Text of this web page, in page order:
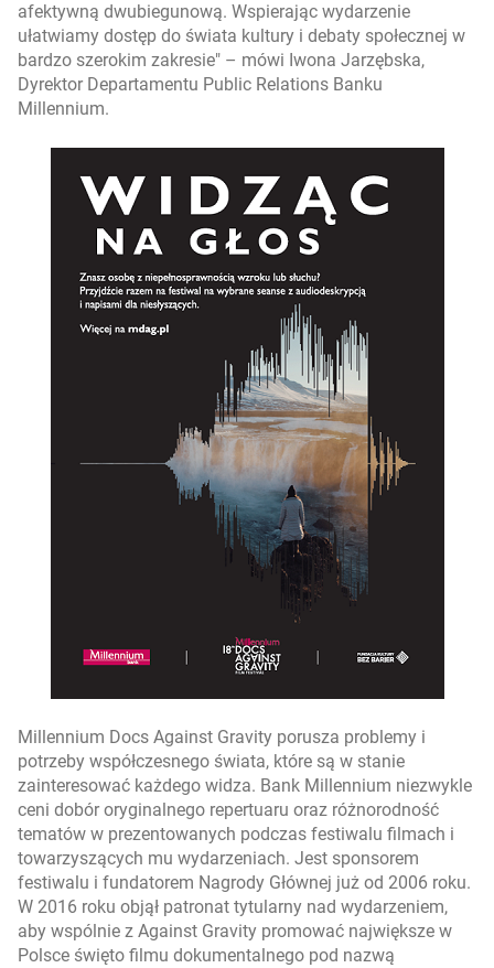
afektywną dwubiegunową. Wspierając wydarzenie
ułatwiamy dostęp do świata kultury i debaty społecznej w
bardzo szerokim zakresie – mówi Iwona Jarzębska,
Dyrektor Departamentu Public Relations Banku
Millennium.
Millennium Docs Against Gravity porusza problemy i
potrzeby współczesnego świata, które są w stanie
zainteresować każdego widza. Bank Millennium niezwykle
ceni dobór oryginalnego repertuaru oraz różnorodność
tematów w prezentowanych podczas festiwalu filmach i
towarzyszących mu wydarzeniach. Jest sponsorem
festiwalu i fundatorem Nagrody Głównej już od 2006 roku.
W 2016 roku objął patronat tytularny nad wydarzeniem,
aby wspólnie z Against Gravity promować największe w
Polsce święto filmu dokumentalnego pod nazwą